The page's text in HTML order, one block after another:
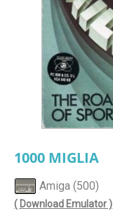
1000 MIGLIA
Amiga (500)
( Download Emulator )